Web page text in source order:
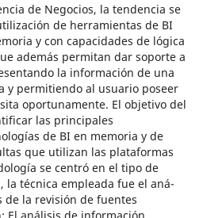
de Negocios, la tendencia se
de herramientas de BI
y con capacidades de lógica
además permitan dar soporte a
la información de una
y permitiendo al usuario poseer
oportunamente. El objetivo del
las principales
de BI en memoria y de
que utilizan las plataformas
se centró en el tipo de
la técnica empleada fue el aná-
de la revisión de fuentes